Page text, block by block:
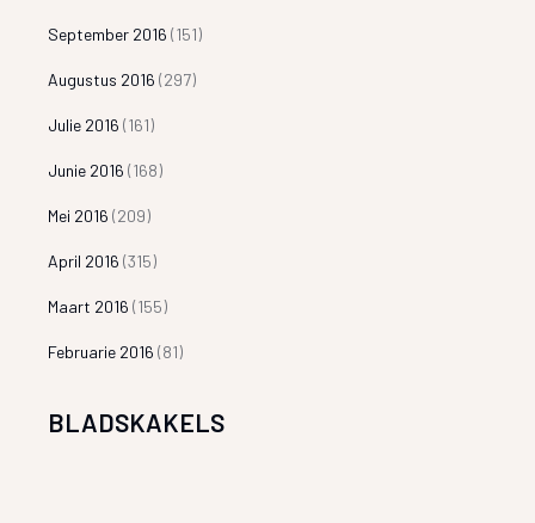
September 2016 (151)
Augustus 2016 (297)
Julie 2016 (161)
Junie 2016 (168)
Mei 2016 (209)
April 2016 (315)
Maart 2016 (155)
Februarie 2016 (81)
BLADSKAKELS